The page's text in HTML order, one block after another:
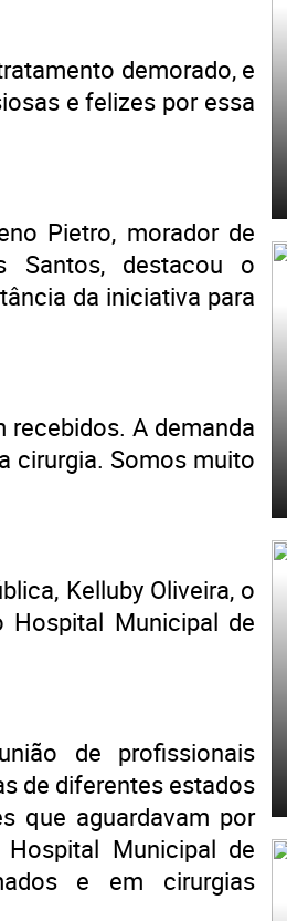
demorado, e
e felizes por essa
Pietro, morador de
Santos, destacou o
da iniciativa para
recebidos. A demanda
cirurgia. Somos muito
Kelluby Oliveira, o
Municipal de
de profissionais
de diferentes estados
que aguardavam por
Municipal de
e em cirurgias